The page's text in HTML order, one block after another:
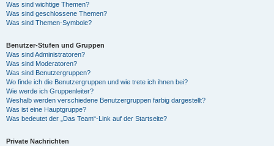
Was sind wichtige Themen?
Was sind geschlossene Themen?
Was sind Themen-Symbole?
Benutzer-Stufen und Gruppen
Was sind Administratoren?
Was sind Moderatoren?
Was sind Benutzergruppen?
Wo finde ich die Benutzergruppen und wie trete ich ihnen bei?
Wie werde ich Gruppenleiter?
Weshalb werden verschiedene Benutzergruppen farbig dargestellt?
Was ist eine Hauptgruppe?
Was bedeutet der „Das Team“-Link auf der Startseite?
Private Nachrichten